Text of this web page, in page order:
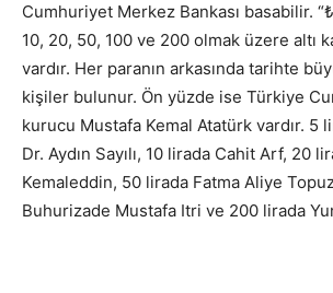
Cumhuriyet Merkez Bankası basabilir.
10, 20, 50, 100 ve 200 olmak üzere altı
vardır. Her paranın arkasında tarihte
kişiler bulunur. Ön yüzde ise Türkiye
kurucu Mustafa Kemal Atatürk vardır. 5
Dr. Aydın Sayılı, 10 lirada Cahit Arf, 20
Kemaleddin, 50 lirada Fatma Aliye
Buhurizade Mustafa Itri ve 200 lirada